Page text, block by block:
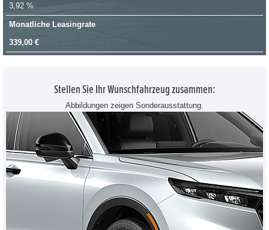
3,92 %
Monatliche Leasingrate
339,00 €
Stellen Sie Ihr Wunschfahrzeug zusammen:
Abbildungen zeigen Sonderausstattung.